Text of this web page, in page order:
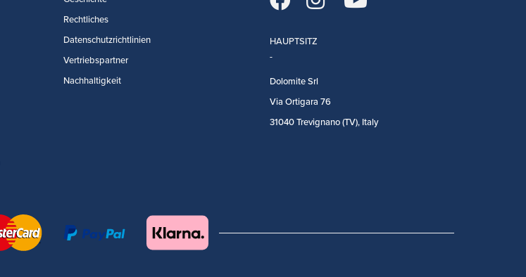
Rechtliches
Datenschutzrichtlinien
Vertriebspartner
Nachhaltigkeit
HAUPTSITZ
Dolomite Srl
Via Ortigara 76
31040 Trevignano (TV), Italy